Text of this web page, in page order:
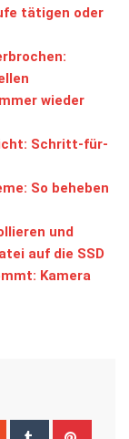
tätigen oder
wieder
Schritt-für-
So beheben
und
auf die SSD
Kamera
StumbleUpon
Tumblr